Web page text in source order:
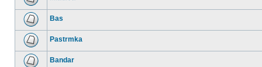
Nema
nepročitanih
postova
Nema
nepročitanih
postova
Bas
Nema
nepročitanih
postova
Pastrmka
Bandar